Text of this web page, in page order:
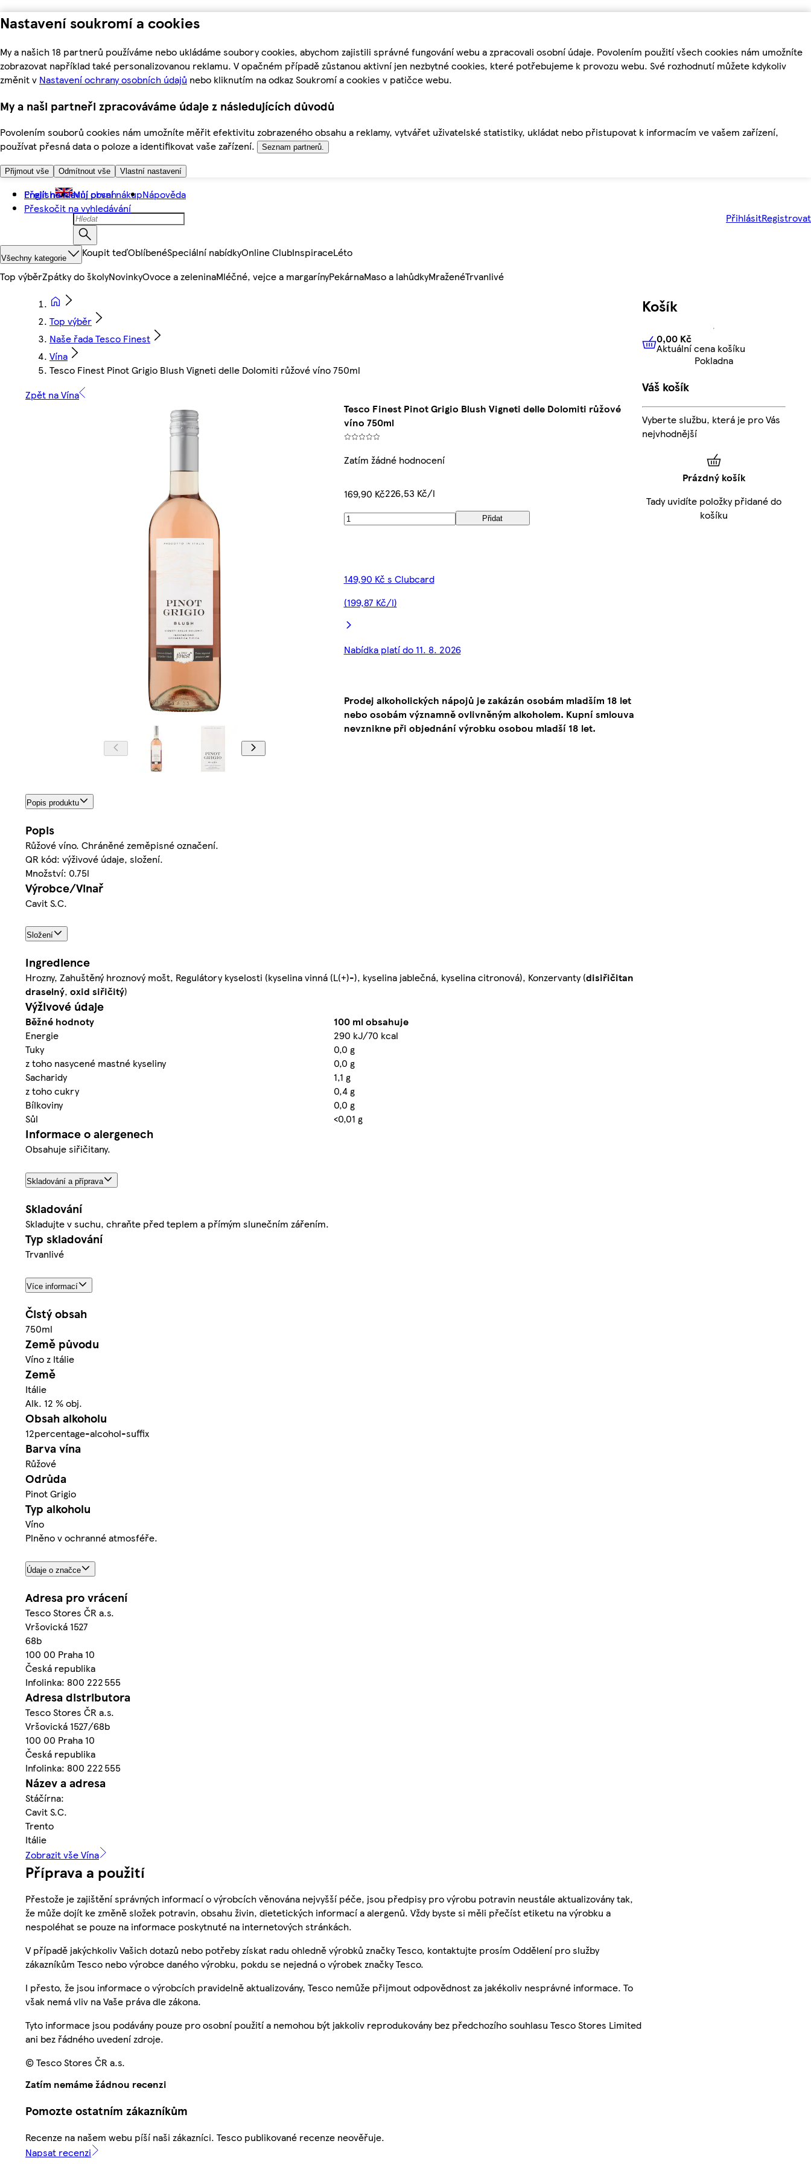
Nastavení soukromí a cookies
My a našich 18 partnerů používáme nebo ukládáme soubory cookies, abychom zajistili správné fungování webu a zpracovali osobní údaje. Povolením použití všech cookies nám umožníte
zobrazovat například také personalizovanou reklamu. V opačném případě zůstanou aktivní jen nezbytné cookies, které potřebujeme k provozu webu. Své rozhodnutí můžete kdykoliv
změnit v Nastavení ochrany osobních údajů nebo kliknutím na odkaz Soukromí a cookies v patičce webu.
My a naši partneři zpracováváme údaje z následujících důvodů
Povolením souborů cookies nám umožníte měřit efektivitu zobrazeného obsahu a reklamy, vytvářet uživatelské statistiky, ukládat nebo přistupovat k informacím ve vašem zařízení,
používat přesná data o poloze a identifikovat vaše zařízení.
Seznam partnerů.
Přijmout vše Odmítnout vše Vlastní nastavení
Přejít na hlavní obsah
Přeskočit na vyhledávání
English Můj první nákupNápověda
PřihlásitRegistrovat
Všechny kategorie Koupit teďOblíbenéSpeciální nabídkyOnline ClubInspiraceLéto
Top výběrZpátky do školyNovinkyOvoce a zeleninaMléčné, vejce a margarínyPekárnaMaso a lahůdkyMraženéTrvanlivé
Top výběr
Naše řada Tesco Finest
Vína
Tesco Finest Pinot Grigio Blush Vigneti delle Dolomiti růžové víno 750ml
Zpět na Vína
Tesco Finest Pinot Grigio Blush Vigneti delle Dolomiti růžové
víno 750ml
Zatím žádné hodnocení
169,90 Kč226,53 Kč/l
Přidat
149,90 Kč s Clubcard
(199,87 Kč/l)
Nabídka platí do 11. 8. 2026
Prodej alkoholických nápojů je zakázán osobám mladším 18 let
nebo osobám významně ovlivněným alkoholem. Kupní smlouva
nevznikne při objednání výrobku osobou mladší 18 let.
Popis produktu
Popis
Růžové víno. Chráněné zeměpisné označení.
QR kód: výživové údaje, složení.
Množství: 0.75l
Výrobce/Vinař
Cavit S.C.
Složení
Ingredience
Hrozny, Zahuštěný hroznový mošt, Regulátory kyselosti (kyselina vinná (L(+)-), kyselina jablečná, kyselina citronová), Konzervanty (disiřičitan
draselný, oxid siřičitý)
Výživové údaje
Běžné hodnoty
100 ml obsahuje
Energie
290 kJ/70 kcal
Tuky
0,0 g
z toho nasycené mastné kyseliny
0,0 g
Sacharidy
1,1 g
z toho cukry
0,4 g
Bílkoviny
0,0 g
Sůl
<0,01 g
Informace o alergenech
Obsahuje siřičitany.
Skladování a příprava
Skladování
Skladujte v suchu, chraňte před teplem a přímým slunečním zářením.
Typ skladování
Trvanlivé
Více informací
Čistý obsah
750ml
Země původu
Víno z Itálie
Země
Itálie
Alk. 12 % obj.
Obsah alkoholu
12percentage-alcohol-suffix
Barva vína
Růžové
Odrůda
Pinot Grigio
Typ alkoholu
Víno
Plněno v ochranné atmosféře.
Údaje o značce
Adresa pro vrácení
Tesco Stores ČR a.s.
Vršovická 1527
68b
100 00 Praha 10
Česká republika
Infolinka: 800 222 555
Adresa distributora
Tesco Stores ČR a.s.
Vršovická 1527/68b
100 00 Praha 10
Česká republika
Infolinka: 800 222 555
Název a adresa
Stáčírna:
Cavit S.C.
Trento
Itálie
Zobrazit vše Vína
Příprava a použití
Přestože je zajištění správných informací o výrobcích věnována nejvyšší péče, jsou předpisy pro výrobu potravin neustále aktualizovány tak,
že může dojít ke změně složek potravin, obsahu živin, dietetických informací a alergenů. Vždy byste si měli přečíst etiketu na výrobku a
nespoléhat se pouze na informace poskytnuté na internetových stránkách.
V případě jakýchkoliv Vašich dotazů nebo potřeby získat radu ohledně výrobků značky Tesco, kontaktujte prosím Oddělení pro služby
zákazníkům Tesco nebo výrobce daného výrobku, pokdu se nejedná o výrobek značky Tesco.
I přesto, že jsou informace o výrobcích pravidelně aktualizovány, Tesco nemůže přijmout odpovědnost za jakékoliv nesprávné informace. To
však nemá vliv na Vaše práva dle zákona.
Tyto informace jsou podávány pouze pro osobní použití a nemohou být jakkoliv reprodukovány bez předchozího souhlasu Tesco Stores Limited
ani bez řádného uvedení zdroje.
© Tesco Stores ČR a.s.
Zatím nemáme žádnou recenzi
Pomozte ostatním zákazníkům
Recenze na našem webu píší naši zákazníci. Tesco publikované recenze neověřuje.
Napsat recenzi
Košík
0,00 KčAktuální cena košíku
0,00 Kč
Aktuální cena košíku
Pokladna
Váš košík
Vyberte službu, která je pro Vás
nejvhodnější
Prázdný košík
Tady uvidíte položky přidané do
košíku